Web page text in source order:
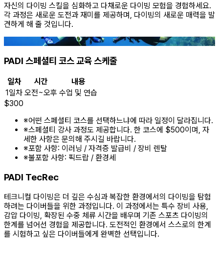
자신의 다이빙 스킬을 심화하고 다채로운 다이빙 모험을 경험하세요.
각 과정은 새로운 도전과 재미를 제공하며, 다이빙의 새로운 매력을 발
견하게 해 줄 것입니다.
PADI 스페셜티 코스 교육 스케줄
일차 시간
내용
1일차 오전~오후 수업 및 연습
$300
※어떤 스페셜티 코스를 선택하느냐에 따라 일정이 달라집니다.
※스페셜티 강사 과정도 제공합니다. 한 코스에 $500이며, 자
세한 사항은 문의해 주시길 바랍니다.
※포함 사항: 이러닝 / 자격증 발급비 / 장비 렌탈
※불포함 사항: 픽드랍 / 환경세
PADI TecRec
테크니컬 다이빙은 더 깊은 수심과 복잡한 환경에서의 다이빙을 탐험
하려는 다이버들을 위한 과정입니다. 이 과정에서는 특수 장비 사용,
감압 다이빙, 확장된 수중 체류 시간을 배우며 기존 스포츠 다이빙의
한계를 넘어선 경험을 제공합니다. 도전적인 환경에서 스스로의 한계
를 시험하고 싶은 다이버들에게 완벽한 선택입니다.